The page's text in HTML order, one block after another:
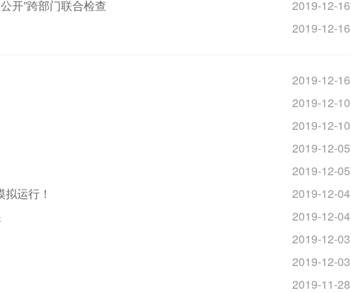
2019-12-16
开”跨部门联合检查
2019-12-16
2019-12-16
2019-12-10
2019-12-10
2019-12-05
2019-12-05
2019-12-04
运行！
2019-12-04
2019-12-03
2019-12-03
2019-11-28